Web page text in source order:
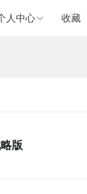
人中心 收藏
版